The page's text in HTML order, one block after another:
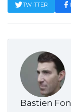
TWITTER
Bastien